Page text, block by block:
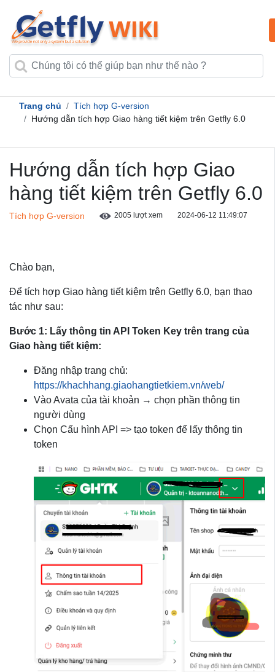
Trang chủ
Tích hợp G-version
Hướng dẫn tích hợp Giao hàng tiết kiệm trên Getfly 6.0
Hướng dẫn tích hợp Giao
hàng tiết kiệm trên Getfly 6.0
Tích hợp G-version 2005 lượt xem 2024-06-12 11:49:07
Chào bạn,
Để tích hợp Giao hàng tiết kiệm trên Getfly 6.0, bạn thao
tác như sau:
Bước 1: Lấy thông tin API Token Key trên trang của
Giao hàng tiết kiệm:
Đăng nhập trang chủ:
https://khachhang.giaohangtietkiem.vn/web/
Vào Avata của tài khoản → chọn phần thông tin
người dùng
Chọn Cấu hình API => tạo token để lấy thông tin
token